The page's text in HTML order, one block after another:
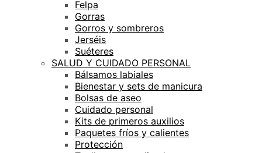
Felpa
Gorras
Gorros y sombreros
Jerséis
Suéteres
SALUD Y CUIDADO PERSONAL
Bálsamos labiales
Bienestar y sets de manicura
Bolsas de aseo
Cuidado personal
Kits de primeros auxilios
Paquetes fríos y calientes
Protección